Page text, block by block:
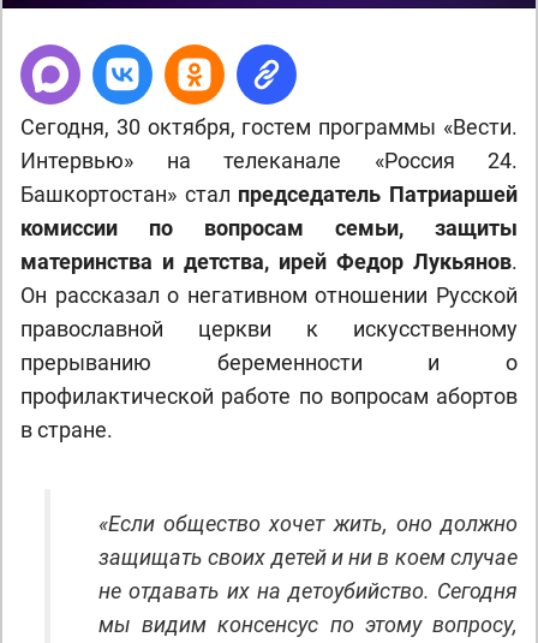
Сегодня, 30 октября, гостем программы «Вести.
Интервью» на телеканале «Россия 24.
Башкортостан» стал председатель Патриаршей
комиссии по вопросам семьи, защиты
материнства и детства, ирей Федор Лукьянов.
Он рассказал о негативном отношении Русской
православной церкви к искусственному
прерыванию беременности и о
профилактической работе по вопросам абортов
в стране.
«Если общество хочет жить, оно должно
защищать своих детей и ни в коем случае
не отдавать их на детоубийство. Сегодня
мы видим консенсус по этому вопросу,